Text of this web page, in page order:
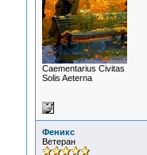
Сaementarius Civitas
Solis Aeterna
Феникс
Ветеран